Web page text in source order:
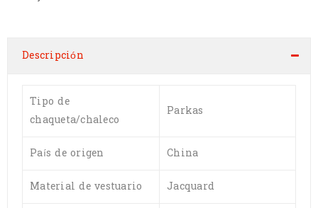
Descripción
Tipo de
chaqueta/chaleco
Parkas
País de origen
China
Material de vestuario
Jacquard